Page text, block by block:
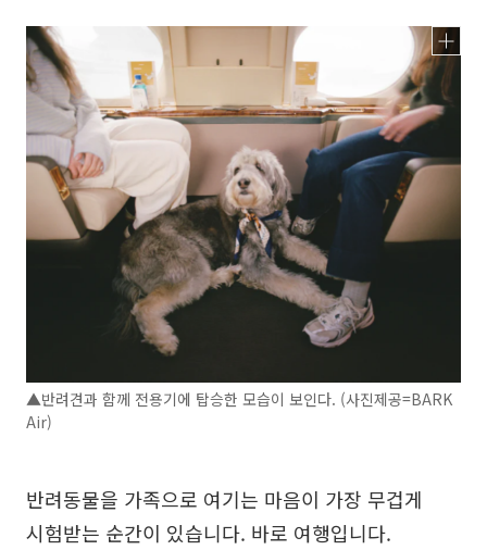
▲반려견과 함께 전용기에 탑승한 모습이 보인다. (사진제공=BARK
Air)
반려동물을 가족으로 여기는 마음이 가장 무겁게
시험받는 순간이 있습니다. 바로 여행입니다.